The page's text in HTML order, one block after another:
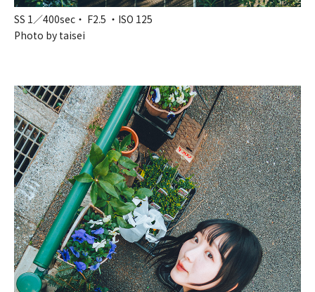
SS 1／400sec・ F2.5 ・ISO 125
Photo by taisei